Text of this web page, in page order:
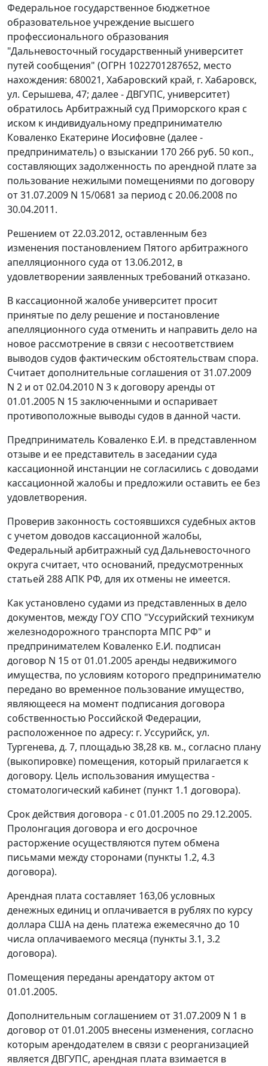
Федеральное государственное бюджетное
образовательное учреждение высшего
профессионального образования
"Дальневосточный государственный университет
путей сообщения" (ОГРН 1022701287652, место
нахождения: 680021, Хабаровский край, г. Хабаровск,
ул. Серышева, 47; далее - ДВГУПС, университет)
обратилось Арбитражный суд Приморского края с
иском к индивидуальному предпринимателю
Коваленко Екатерине Иосифовне (далее -
предприниматель) о взыскании 170 266 руб. 50 коп.,
составляющих задолженность по арендной плате за
пользование нежилыми помещениями по договору
от 31.07.2009 N 15/0681 за период с 20.06.2008 по
30.04.2011.
Решением от 22.03.2012, оставленным без
изменения постановлением Пятого арбитражного
апелляционного суда от 13.06.2012, в
удовлетворении заявленных требований отказано.
В кассационной жалобе университет просит
принятые по делу решение и постановление
апелляционного суда отменить и направить дело на
новое рассмотрение в связи с несоответствием
выводов судов фактическим обстоятельствам спора.
Считает дополнительные соглашения от 31.07.2009
N 2 и от 02.04.2010 N 3 к договору аренды от
01.01.2005 N 15 заключенными и оспаривает
противоположные выводы судов в данной части.
Предприниматель Коваленко Е.И. в представленном
отзыве и ее представитель в заседании суда
кассационной инстанции не согласились с доводами
кассационной жалобы и предложили оставить ее без
удовлетворения.
Проверив законность состоявшихся судебных актов
с учетом доводов кассационной жалобы,
Федеральный арбитражный суд Дальневосточного
округа считает, что оснований, предусмотренных
статьей 288АПК РФ, для их отмены не имеется.
Как установлено судами из представленных в дело
документов, между ГОУ СПО "Уссурийский техникум
железнодорожного транспорта МПС РФ" и
предпринимателем Коваленко Е.И. подписан
договор N 15 от 01.01.2005 аренды недвижимого
имущества, по условиям которого предпринимателю
передано во временное пользование имущество,
являющееся на момент подписания договора
собственностью Российской Федерации,
расположенное по адресу: г. Уссурийск, ул.
Тургенева, д. 7, площадью 38,28 кв. м., согласно плану
(выкопировке) помещения, который прилагается к
договору. Цель использования имущества -
стоматологический кабинет (пункт 1.1 договора).
Срок действия договора - с 01.01.2005 по 29.12.2005.
Пролонгация договора и его досрочное
расторжение осуществляются путем обмена
письмами между сторонами (пункты 1.2, 4.3
договора).
Арендная плата составляет 163,06 условных
денежных единиц и оплачивается в рублях по курсу
доллара США на день платежа ежемесячно до 10
числа оплачиваемого месяца (пункты 3.1, 3.2
договора).
Помещения переданы арендатору актом от
01.01.2005.
Дополнительным соглашением от 31.07.2009 N 1 в
договор от 01.01.2005 внесены изменения, согласно
которым арендодателем в связи с реорганизацией
является ДВГУПС, арендная плата взимается в